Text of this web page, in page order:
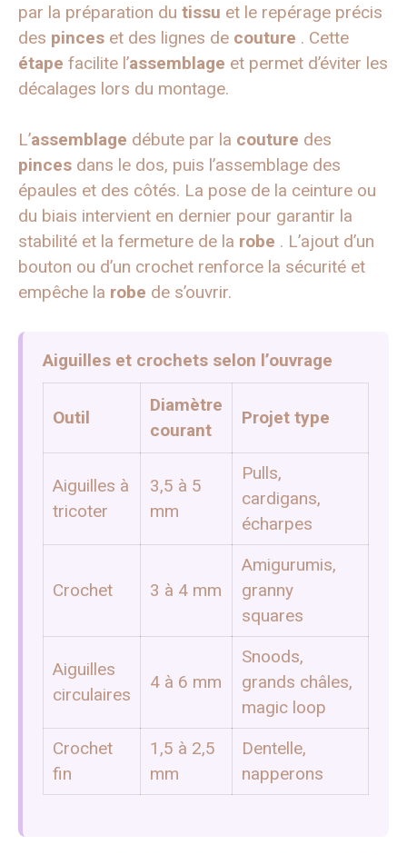
par la préparation du tissu et le repérage précis
des pinces et des lignes de couture . Cette
étape facilite l’assemblage et permet d’éviter les
décalages lors du montage.
L’assemblage débute par la couture des
pinces dans le dos, puis l’assemblage des
épaules et des côtés. La pose de la ceinture ou
du biais intervient en dernier pour garantir la
stabilité et la fermeture de la robe . L’ajout d’un
bouton ou d’un crochet renforce la sécurité et
empêche la robe de s’ouvrir.
Aiguilles et crochets selon l’ouvrage
Outil
Diamètre
courant
Projet type
Aiguilles à
tricoter
3,5 à 5
mm
Pulls,
cardigans,
écharpes
Crochet 3 à 4 mm
Amigurumis,
granny
squares
Aiguilles
circulaires
4 à 6 mm
Snoods,
grands châles,
magic loop
Crochet
fin
1,5 à 2,5
mm
Dentelle,
napperons